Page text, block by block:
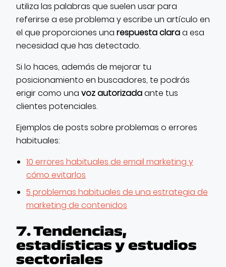
utiliza las palabras que suelen usar para
referirse a ese problema y escribe un artículo en
el que proporciones una respuesta claraa esa
necesidad que has detectado.
Si lo haces, además de mejorar tu
posicionamiento en buscadores, te podrás
erigir como una voz autorizadaante tus
clientes potenciales.
Ejemplos de posts sobre problemas o errores
habituales:
10 errores habituales de email marketing y
cómo evitarlos
5 problemas habituales de una estrategia de
marketing de contenidos
7. Tendencias,
estadísticas y estudios
sectoriales